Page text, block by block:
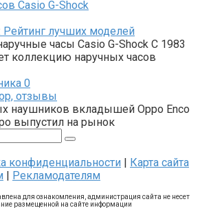
Рейтинг лучших моделей
часы Casio G-Shock С 1983
коллекцию наручных часов
0
отзывы
наушников вкладышей Oppo Enco
выпустил на рынок
конфиденциальности
Карта сайта
Рекламодателям
для ознакомления, администрация сайта не несет
размещенной на сайте информации